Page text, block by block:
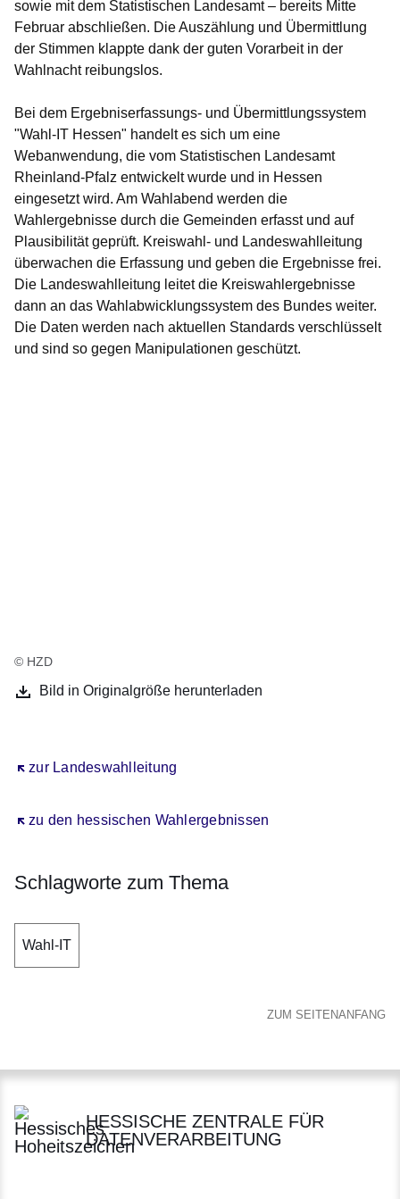
sowie mit dem Statistischen Landesamt – bereits Mitte
Februar abschließen. Die Auszählung und Übermittlung
der Stimmen klappte dank der guten Vorarbeit in der
Wahlnacht reibungslos.
Bei dem Ergebniserfassungs- und Übermittlungssystem
"Wahl-IT Hessen" handelt es sich um eine
Webanwendung, die vom Statistischen Landesamt
Rheinland-Pfalz entwickelt wurde und in Hessen
eingesetzt wird. Am Wahlabend werden die
Wahlergebnisse durch die Gemeinden erfasst und auf
Plausibilität geprüft. Kreiswahl- und Landeswahlleitung
überwachen die Erfassung und geben die Ergebnisse frei.
Die Landeswahlleitung leitet die Kreiswahlergebnisse
dann an das Wahlabwicklungssystem des Bundes weiter.
Die Daten werden nach aktuellen Standards verschlüsselt
und sind so gegen Manipulationen geschützt.
© HZD
Bild in Originalgröße herunterladen
zur Landeswahlleitung
Öffnet sich in einem neuen Fenster
zu den hessischen Wahlergebnissen
Öffnet sich in einem neuen Fenster
Schlagworte zum Thema
Wahl-IT
ZUM SEITENANFANG
HESSISCHE ZENTRALE FÜR
DATENVERARBEITUNG